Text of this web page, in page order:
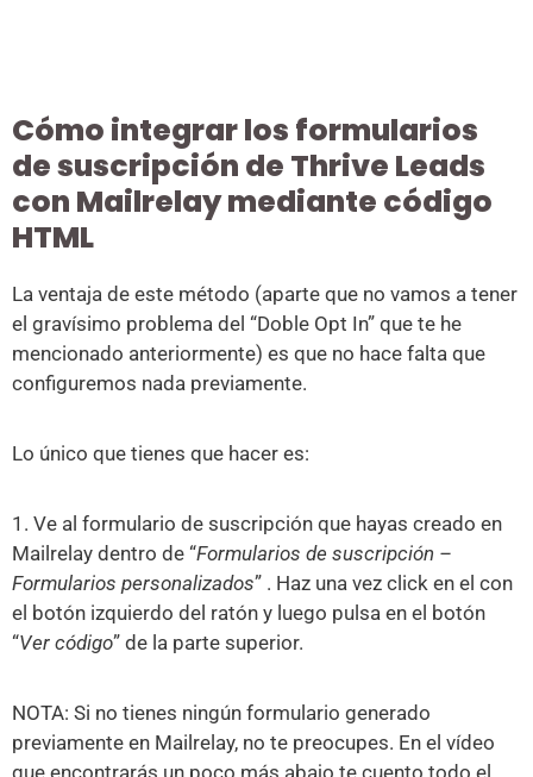
Cómo integrar los formularios
de suscripción de Thrive Leads
con Mailrelay mediante código
HTML
La ventaja de este método (aparte que no vamos a tener
el gravísimo problema del “Doble Opt In” que te he
mencionado anteriormente) es que no hace falta que
configuremos nada previamente.
Lo único que tienes que hacer es:
1. Ve al formulario de suscripción que hayas creado en
Mailrelay dentro de “Formularios de suscripción –
Formularios personalizados” . Haz una vez click en el con
el botón izquierdo del ratón y luego pulsa en el botón
“Ver código” de la parte superior.
NOTA: Si no tienes ningún formulario generado
previamente en Mailrelay, no te preocupes. En el vídeo
que encontrarás un poco más abajo te cuento todo el